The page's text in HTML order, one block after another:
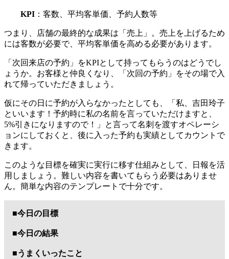
KPI ：客数、平均客単価、予約人数等
つまり、店舗の最終的な成果は「売上」。売上を上げるため
には客数が必要で、平均客単価を高める必要があります。
「次回来店の予約」をKPIとして持ってもらうのはどうでし
ょうか。お客様と仲良くなり、「次回の予約」をその場で入
れて帰っていただきましょう。
仮にその日に予約が入らなかったとしても、「私、吉田玲子
といいます！予約時に私の名前を言っていただけますと、
5%引きになりますので！」と言って名刺を渡すオペレーシ
ョンにしておくと、後に入った予約も実績としてカウントで
きます。
このような目標を確実に実行に移す仕組みとして、日報を活
用しましょう。難しい内容を書いてもらう必要はありませ
ん。簡単な内容のテンプレートで十分です。
■今日の目標
■今日の結果
■うまくいったこと